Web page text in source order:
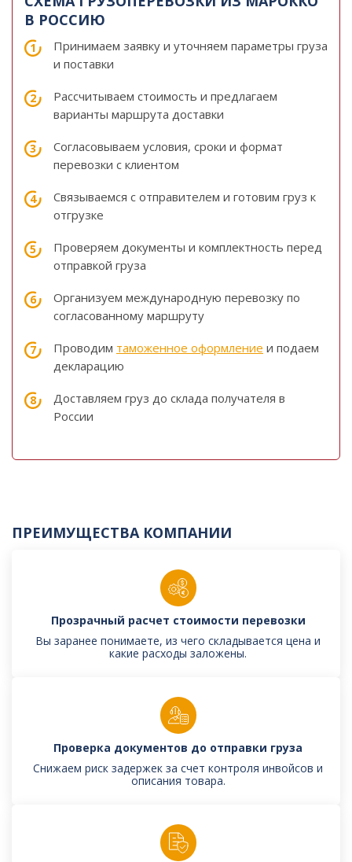
В РОССИЮ
Принимаем заявку и уточняем параметры груза
и поставки
Рассчитываем стоимость и предлагаем
варианты маршрута доставки
Согласовываем условия, сроки и формат
перевозки с клиентом
Связываемся с отправителем и готовим груз к
отгрузке
Проверяем документы и комплектность перед
отправкой груза
Организуем международную перевозку по
согласованному маршруту
Проводим таможенное оформление и подаем
декларацию
Доставляем груз до склада получателя в
России
ПРЕИМУЩЕСТВА КОМПАНИИ
Прозрачный расчет стоимости перевозки
Вы заранее понимаете, из чего складывается цена и
какие расходы заложены.
Проверка документов до отправки груза
Снижаем риск задержек за счет контроля инвойсов и
описания товара.